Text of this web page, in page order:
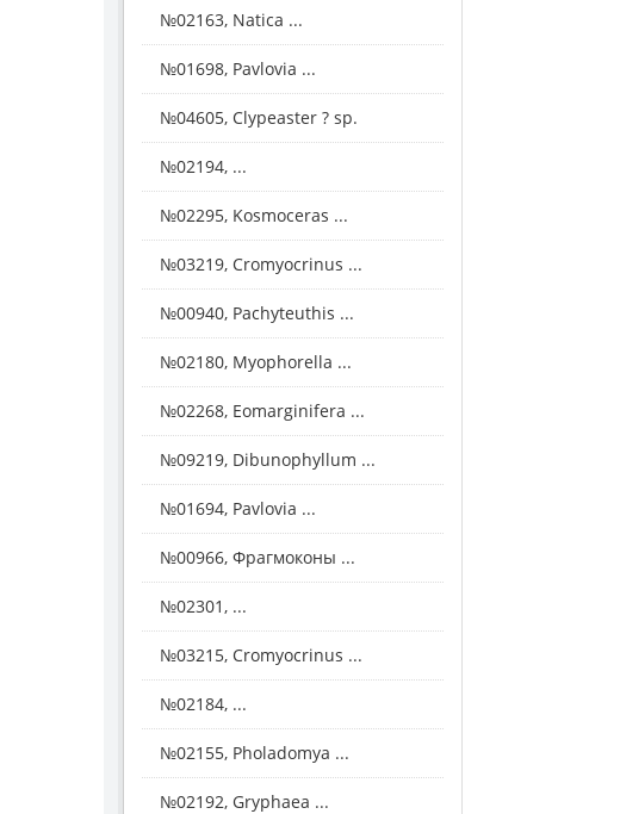
№02163, Natica ...
№01698, Pavlovia ...
№04605, Clypeaster ? sp.
№02194, ...
№02295, Kosmoceras ...
№03219, Cromyocrinus ...
№00940, Pachyteuthis ...
№02180, Myophorella ...
№02268, Eomarginifera ...
№09219, Dibunophyllum ...
№01694, Pavlovia ...
№00966, Фрагмоконы ...
№02301, ...
№03215, Cromyocrinus ...
№02184, ...
№02155, Pholadomya ...
№02192, Gryphaea ...